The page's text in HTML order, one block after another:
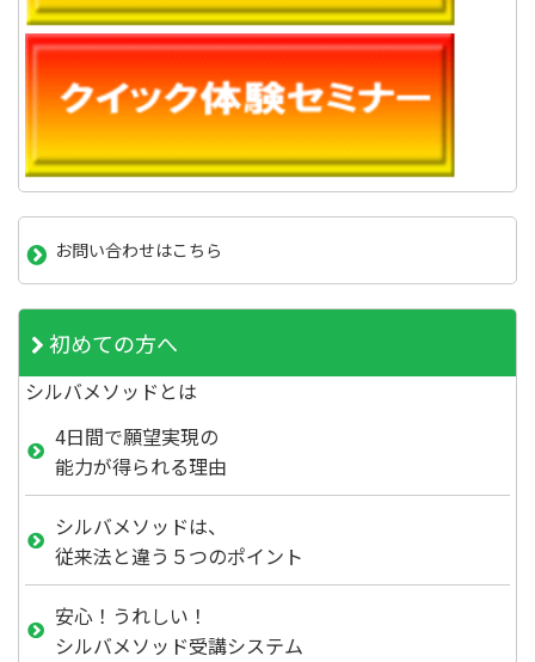
お問い合わせはこちら
初めての方へ
シルバメソッドとは
4日間で願望実現の
能力が得られる理由
シルバメソッドは、
従来法と違う５つのポイント
安心！うれしい！
シルバメソッド受講システム